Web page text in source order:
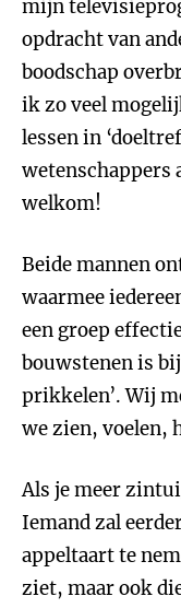
mijn
opdracht van
boodschap
ik zo veel
lessen in
wetenschappers
welkom!
Beide mannen
waarmee
een groep
bouwstenen is
prikkelen’. Wij
we zien, voelen,
Als je meer
Iemand zal
appeltaart te
ziet, maar ook